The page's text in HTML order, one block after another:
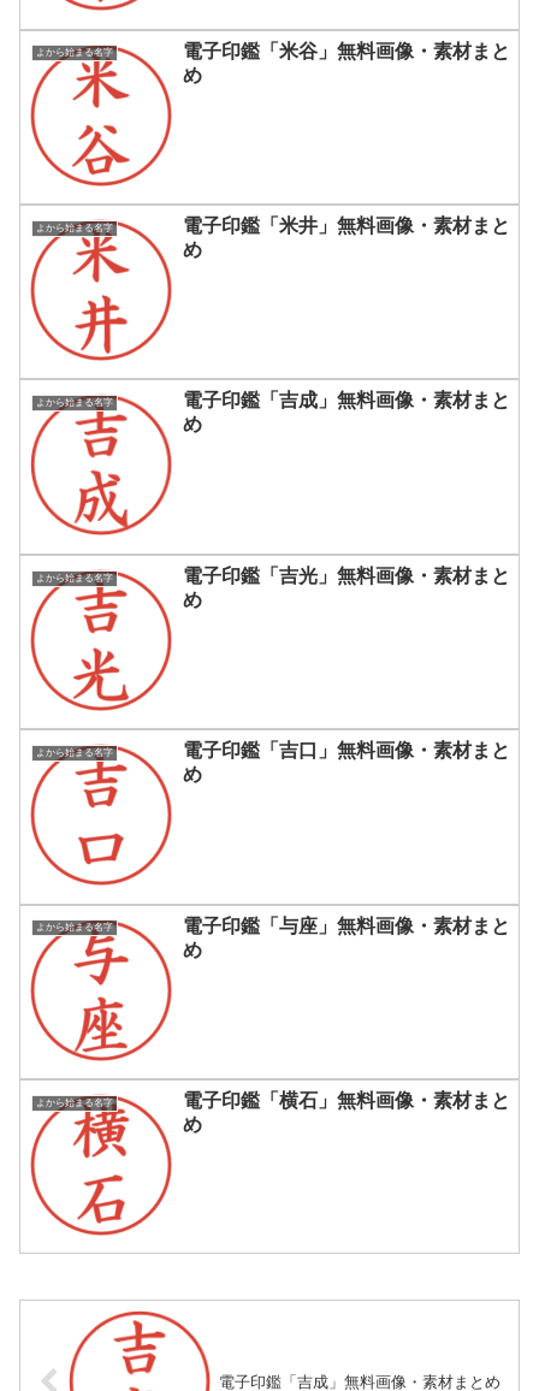
よから始まる名字
電子印鑑「米谷」無料画像・素材まと
め
よから始まる名字
電子印鑑「米井」無料画像・素材まと
め
よから始まる名字
電子印鑑「吉成」無料画像・素材まと
め
よから始まる名字
電子印鑑「吉光」無料画像・素材まと
め
よから始まる名字
電子印鑑「吉口」無料画像・素材まと
め
よから始まる名字
電子印鑑「与座」無料画像・素材まと
め
よから始まる名字
電子印鑑「横石」無料画像・素材まと
め
電子印鑑「吉成」無料画像・素材まとめ